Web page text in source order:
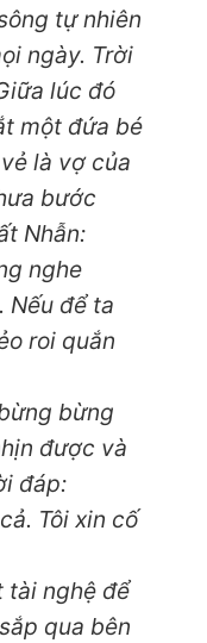
tự nhiên
ngày. Trời
lúc đó
một đứa bé
là vợ của
bước
Nhẫn:
nghe
Nếu để ta
roi quắn
bừng
được và
đáp:
Tôi xin cố
tài nghệ để
qua bên